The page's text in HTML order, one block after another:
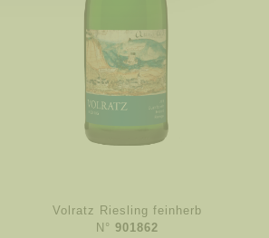
Volratz Riesling feinherb
N°901862